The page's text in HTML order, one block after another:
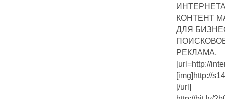
КОНТЕНТ
ДЛЯ
РЕКЛАМА,
[url=http://
[img]http://
[/url]